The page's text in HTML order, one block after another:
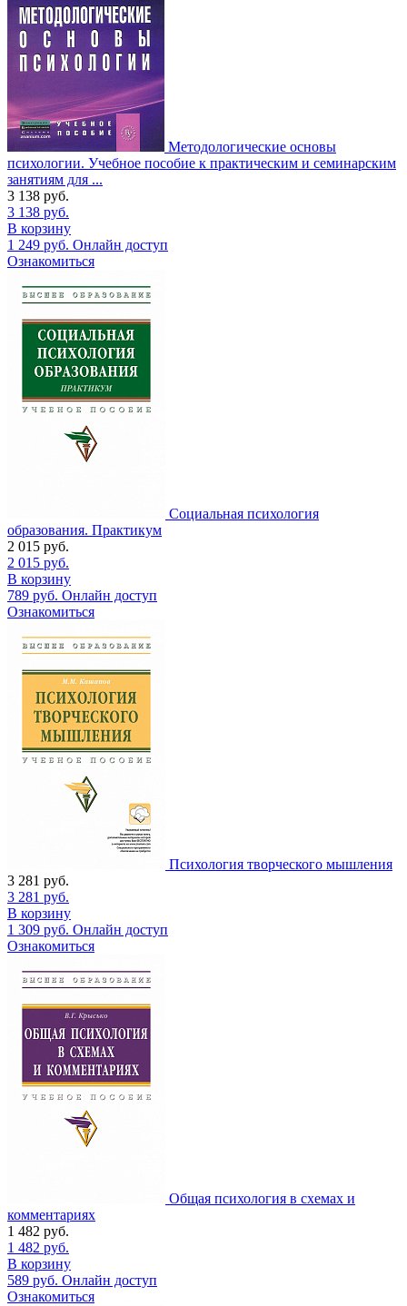
Методологические основы
психологии. Учебное пособие к практическим и семинарским
занятиям для ...
3 138 руб.
3 138 руб.
В корзину
1 249 руб. Онлайн доступ
Ознакомиться
Социальная психология
образования. Практикум
2 015 руб.
2 015 руб.
В корзину
789 руб. Онлайн доступ
Ознакомиться
Психология творческого мышления
3 281 руб.
3 281 руб.
В корзину
1 309 руб. Онлайн доступ
Ознакомиться
Общая психология в схемах и
комментариях
1 482 руб.
1 482 руб.
В корзину
589 руб. Онлайн доступ
Ознакомиться